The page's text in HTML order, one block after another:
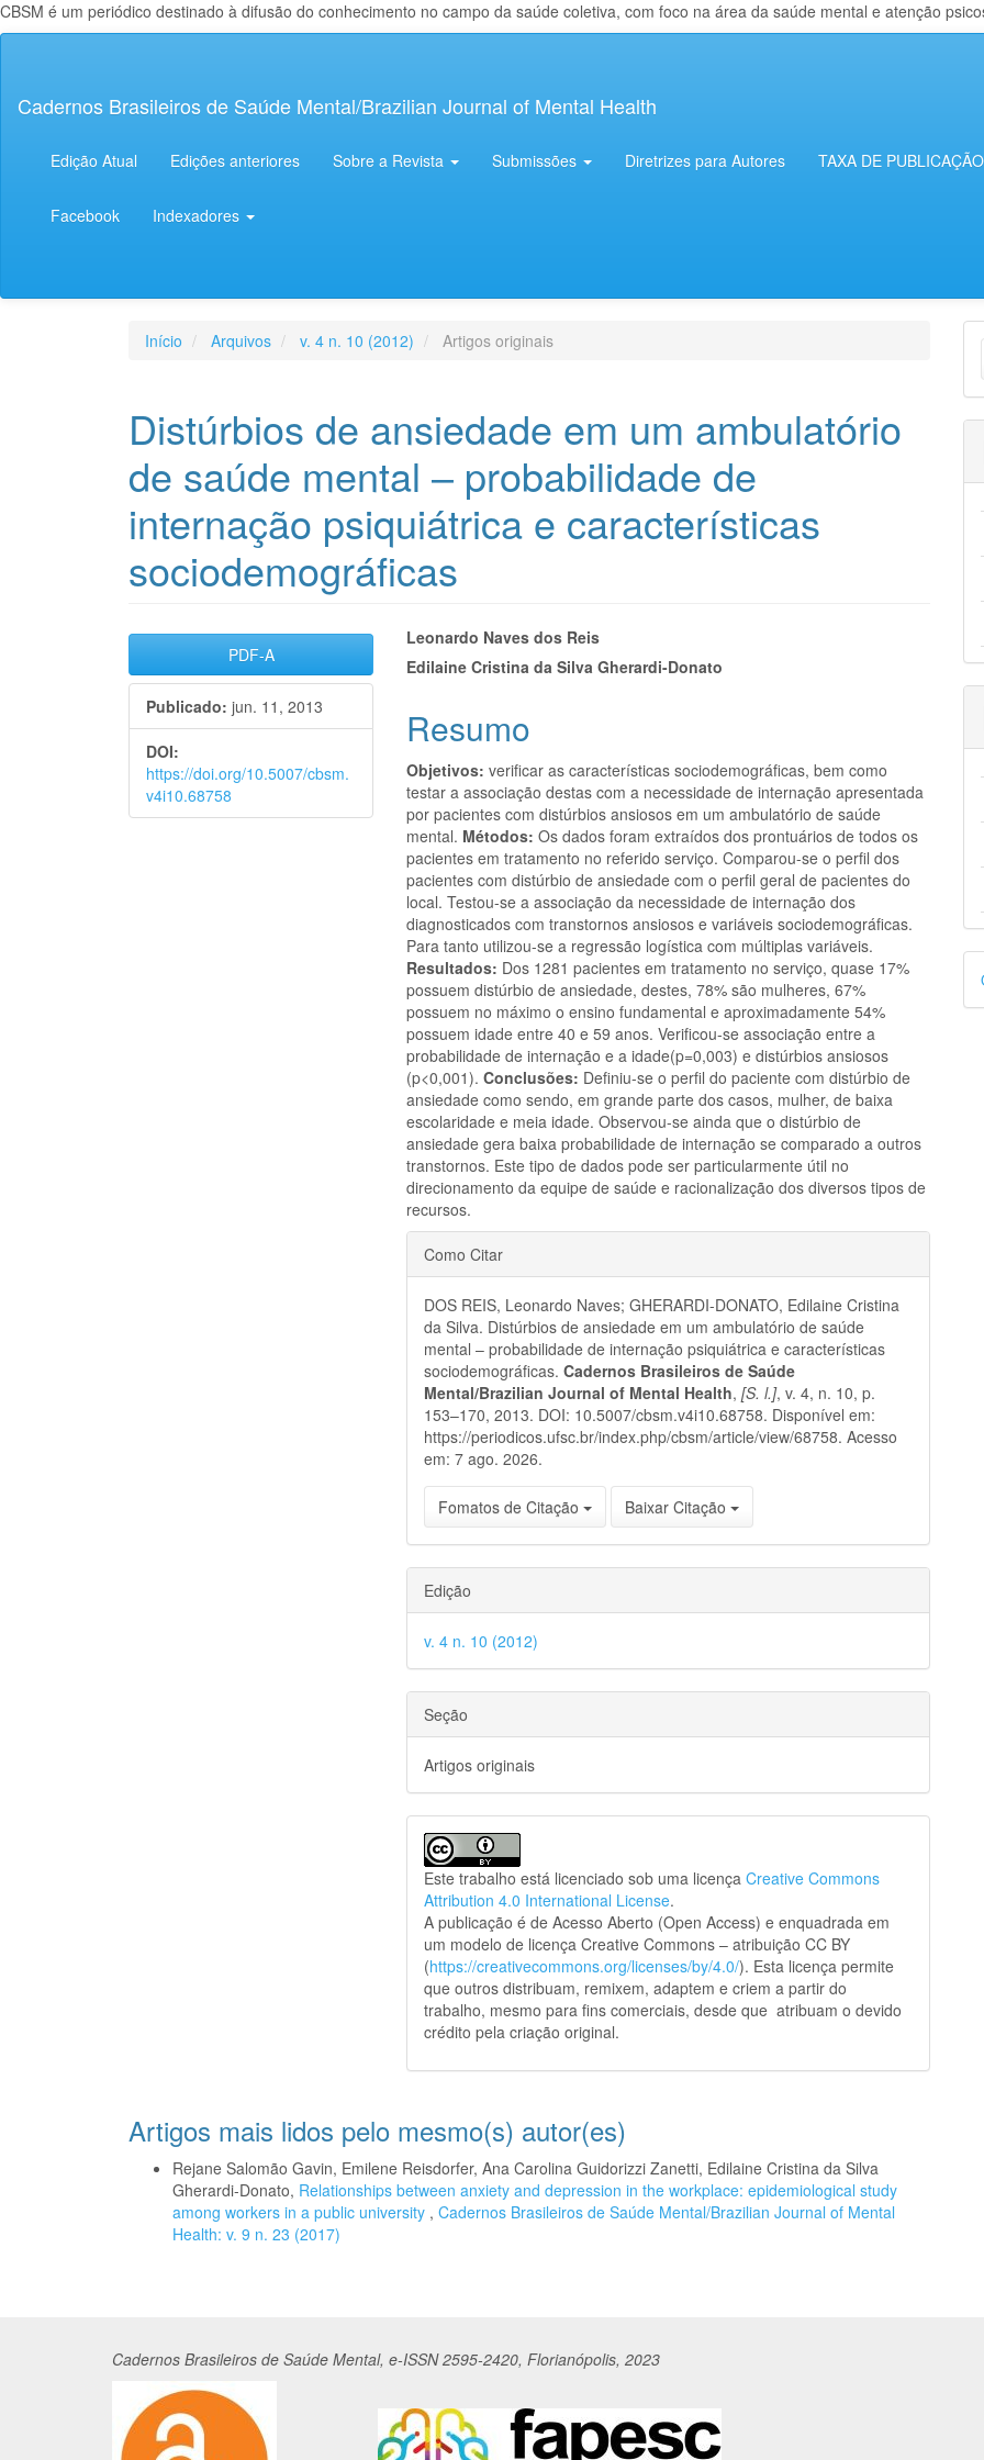
CBSM é um periódico destinado à difusão do conhecimento no campo da saúde coletiva, com foco na área da saúde mental e atenção
principal
Lateral
Cadernos Brasileiros de Saúde Mental/Brazilian Journal of Mental Health
Edição Atual Edições anteriores Sobre a Revista Submissões Diretrizes para Autores TAXA DE PUBLICAÇÃO
Facebook Indexadores
Início Arquivos v. 4 n. 10 (2012) Artigos originais
Distúrbios de ansiedade em um ambulatório
de saúde mental – probabilidade de
internação psiquiátrica e características
sociodemográficas
Barra
lateral
de
artigos
PDF-A
Publicado: jun. 11, 2013
DOI:
https://doi.org/10.5007/cbsm.
v4i10.68758
Conteúdo
do
artigo
principal
Leonardo Naves dos Reis
Edilaine Cristina da Silva Gherardi-Donato
Resumo
Objetivos:verificar as características sociodemográficas, bem como
testar a associação destas com a necessidade de internação apresentada
por pacientes com distúrbios ansiosos em um ambulatório de saúde
mental. Métodos:Os dados foram extraídos dos prontuários de todos os
pacientes em tratamento no referido serviço. Comparou-se o perfil dos
pacientes com distúrbio de ansiedade com o perfil geral de pacientes do
local. Testou-se a associação da necessidade de internação dos
diagnosticados com transtornos ansiosos e variáveis sociodemográficas.
Para tanto utilizou-se a regressão logística com múltiplas variáveis.
Resultados: Dos 1281 pacientes em tratamento no serviço, quase 17%
possuem distúrbio de ansiedade, destes, 78% são mulheres, 67%
possuem no máximo o ensino fundamental e aproximadamente 54%
possuem idade entre 40 e 59 anos. Verificou-se associação entre a
probabilidade de internação e a idade(p=0,003) e distúrbios ansiosos
(p<0,001).Conclusões: Definiu-se o perfil do paciente com distúrbio de
ansiedade como sendo, em grande parte dos casos, mulher, de baixa
escolaridade e meia idade. Observou-se ainda que o distúrbio de
ansiedade gera baixa probabilidade de internação se comparado a outros
transtornos. Este tipo de dados pode ser particularmente útil no
direcionamento da equipe de saúde e racionalização dos diversos tipos de
recursos.
Detalhes
do
artigo
Como Citar
DOS REIS, Leonardo Naves; GHERARDI-DONATO, Edilaine Cristina
da Silva. Distúrbios de ansiedade em um ambulatório de saúde
mental – probabilidade de internação psiquiátrica e características
sociodemográficas.Cadernos Brasileiros de Saúde
Mental/Brazilian Journal of Mental Health,[S. l.], v. 4, n. 10, p.
153–170, 2013. DOI: 10.5007/cbsm.v4i10.68758. Disponível em:
https://periodicos.ufsc.br/index.php/cbsm/article/view/68758. Acesso
em: 7 ago. 2026.
Fomatos de Citação Baixar Citação
Edição
v. 4 n. 10 (2012)
Seção
Artigos originais
Este trabalho está licenciado sob uma licençaCreative Commons
Attribution 4.0 International License.
A publicação é de Acesso Aberto (Open Access) e enquadrada em
um modelo de licença Creative Commons – atribuição CC BY
(https://creativecommons.org/licenses/by/4.0/). Esta licença permite
que outros distribuam, remixem, adaptem e criem a partir do
trabalho, mesmo para fins comerciais, desde que atribuam o devido
crédito pela criação original.
Artigos mais lidos pelo mesmo(s) autor(es)
Rejane Salomão Gavin, Emilene Reisdorfer, Ana Carolina Guidorizzi Zanetti, Edilaine Cristina da Silva
Gherardi-Donato, Relationships between anxiety and depression in the workplace: epidemiological study
among workers in a public university , Cadernos Brasileiros de Saúde Mental/Brazilian Journal of Mental
Health: v. 9 n. 23 (2017)
Cadernos Brasileiros de Saúde Mental, e-ISSN 2595-2420, Florianópolis, 2023